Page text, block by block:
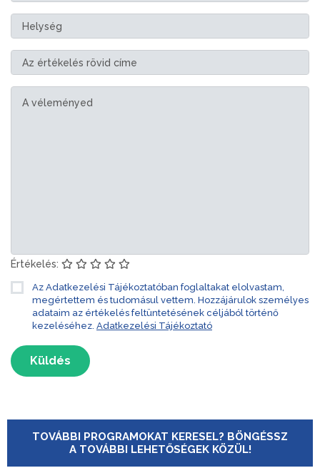
Értékelés:
Az Adatkezelési Tájékoztatóban foglaltakat elolvastam,
megértettem és tudomásul vettem. Hozzájárulok személyes
adataim az értékelés feltüntetésének céljából történő
kezeléséhez. Adatkezelési Tájékoztató
Küldés
TOVÁBBI PROGRAMOKAT KERESEL? BÖNGÉSSZ
A TOVÁBBI LEHETŐSÉGEK KÖZÜL!